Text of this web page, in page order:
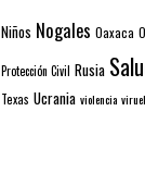
Niños Nogales Oaxaca
Protección Civil Rusia
Texas Ucrania violencia